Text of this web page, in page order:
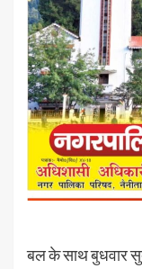
बल के साथ बुधवार